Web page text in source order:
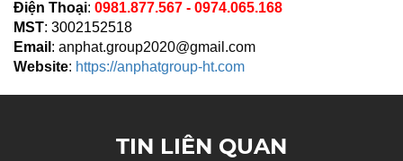
Điện Thoại: 0981.877.567 - 0974.065.168
MST: 3002152518
Email : anphat.group2020@gmail.com
Website: https://anphatgroup-ht.com
TIN LIÊN QUAN